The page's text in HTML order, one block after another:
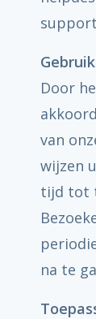
Door
van
wijzen
tijd tot
na te